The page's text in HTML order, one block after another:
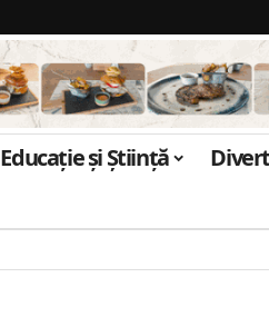
Educație și Știință